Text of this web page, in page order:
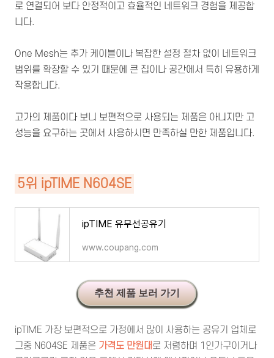
로 연결되어 보다 안정적이고 효율적인 네트워크 경험을 제공합
니다.
One Mesh는 추가 케이블이나 복잡한 설정 절차 없이 네트워크
범위를 확장할 수 있기 때문에 큰 집이나 공간에서 특히 유용하게
작용합니다.
고가의 제품이다 보니 보편적으로 사용되는 제품은 아니지만 고
성능을 요구하는 곳에서 사용하시면 만족하실 만한 제품입니다.
5위 ipTIME N604SE
ipTIME 유무선공유기
www.coupang.com
추천 제품 보러 가기
ipTIME 가장 보편적으로 가정에서 많이 사용하는 공유기 업체로
그중 N604SE 제품은 가격도 만원대로 저렴하며 1인가구이거나